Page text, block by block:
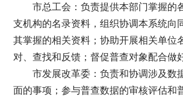
市总工会：负责提供本部门掌握的
支机构的名录资料，组织协调本系统向
其掌握的相关资料；协助开展相关单位
对、查找和反馈；督促普查对象配合做
市发展改革委：负责和协调涉及数
面的事项；参与普查数据的审核评估和